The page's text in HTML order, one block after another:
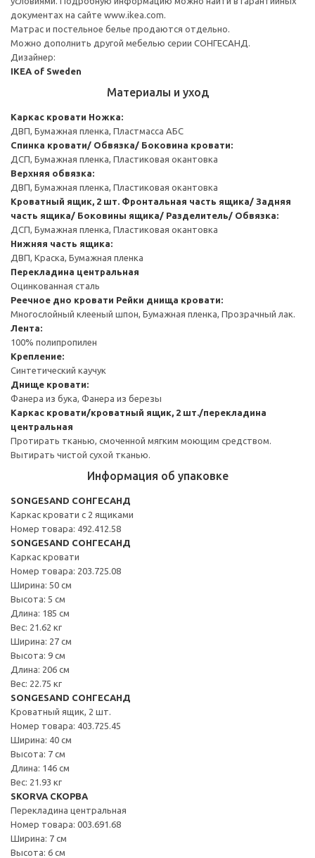
документах на сайте www.ikea.com.
Матрас и постельное белье продаются отдельно.
Можно дополнить другой мебелью серии СОНГЕСАНД.
Дизайнер:
IKEA of Sweden
Материалы и уход
Каркас кровати Ножка:
ДВП, Бумажная пленка, Пластмасса АБС
Спинка кровати/ Обвязка/ Боковина кровати:
ДСП, Бумажная пленка, Пластиковая окантовка
Верхняя обвязка:
ДВП, Бумажная пленка, Пластиковая окантовка
Кроватный ящик, 2 шт. Фронтальная часть ящика/ Задняя
часть ящика/ Боковины ящика/ Разделитель/ Обвязка:
ДСП, Бумажная пленка, Пластиковая окантовка
Нижняя часть ящика:
ДВП, Краска, Бумажная пленка
Перекладина центральная
Оцинкованная сталь
Реечное дно кровати Рейки днища кровати:
Многослойный клееный шпон, Бумажная пленка, Прозрачный лак.
Лента:
100% полипропилен
Крепление:
Синтетический каучук
Днище кровати:
Фанера из бука, Фанера из березы
Каркас кровати/кроватный ящик, 2 шт./перекладина
центральная
Протирать тканью, смоченной мягким моющим средством.
Вытирать чистой сухой тканью.
Информация об упаковке
SONGESAND СОНГЕСАНД
Каркас кровати с 2 ящиками
Номер товара: 492.412.58
SONGESAND СОНГЕСАНД
Каркас кровати
Номер товара: 203.725.08
Ширина: 50 см
Высота: 5 см
Длина: 185 см
Вес: 21.62 кг
Ширина: 27 см
Высота: 9 см
Длина: 206 см
Вес: 22.75 кг
SONGESAND СОНГЕСАНД
Кроватный ящик, 2 шт.
Номер товара: 403.725.45
Ширина: 40 см
Высота: 7 см
Длина: 146 см
Вес: 21.93 кг
SKORVA СКОРВА
Перекладина центральная
Номер товара: 003.691.68
Ширина: 7 см
Высота: 6 см